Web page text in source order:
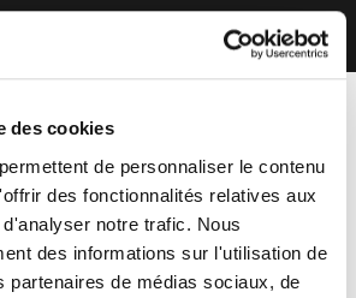
des cookies
de personnaliser le contenu
des fonctionnalités relatives aux
notre trafic. Nous
des informations sur l'utilisation de
partenaires de médias sociaux, de